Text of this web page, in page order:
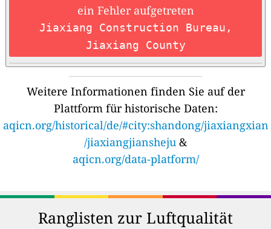
ein Fehler aufgetreten
Jiaxiang Construction Bureau,
Jiaxiang County
Weitere Informationen finden Sie auf der
Plattform für historische Daten:
aqicn.org/historical/de/#city:shandong/jiaxiangxian
/jiaxiangjiansheju &
aqicn.org/data-platform/
Ranglisten zur Luftqualität